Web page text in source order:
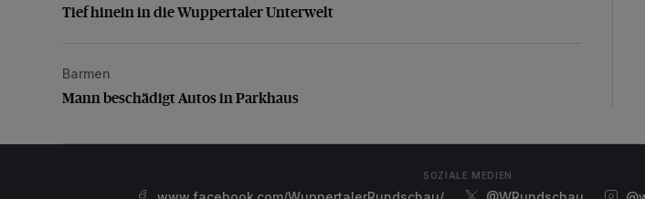
Tief hinein in die Wuppertaler Unterwelt
Mann beschädigt Autos in Parkhaus
Barmen
Mann beschädigt Autos in Parkhaus
SOZIALE MEDIEN